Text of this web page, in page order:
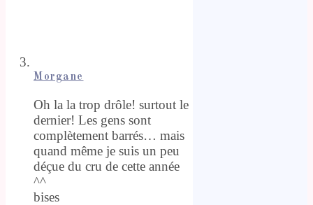
Morgane
Oh la la trop drôle! surtout le
dernier! Les gens sont
complètement barrés… mais
quand même je suis un peu
déçue du cru de cette année
^^
bises